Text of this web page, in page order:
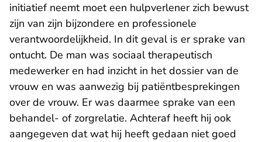
initiatief neemt moet een hulpverlener zich bewust
zijn van zijn bijzondere en professionele
verantwoordelijkheid. In dit geval is er sprake van
ontucht. De man was sociaal therapeutisch
medewerker en had inzicht in het dossier van de
vrouw en was aanwezig bij patiëntbesprekingen
over de vrouw. Er was daarmee sprake van een
behandel- of zorgrelatie. Achteraf heeft hij ook
aangegeven dat wat hij heeft gedaan niet goed